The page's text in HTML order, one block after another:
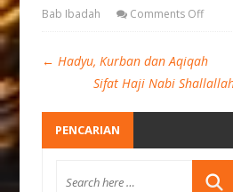
Bab Ibadah
Comments Off
← Hadyu, Kurban dan Aqiqah
Sifat Haji Nabi
PENCARIAN